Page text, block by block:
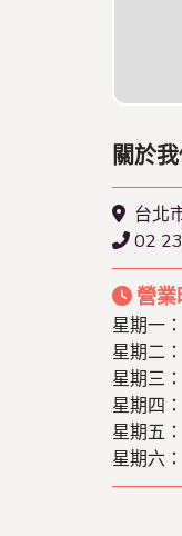
關於
台北
02
營業
星期一：
星期二：
星期三：
星期四：
星期五：
星期六：